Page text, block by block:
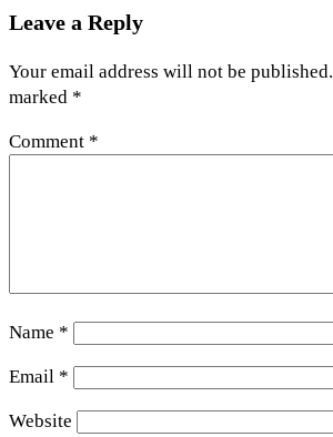
Leave a Reply
Your email address will not be published.
marked *
Comment *
Name *
Email *
Website